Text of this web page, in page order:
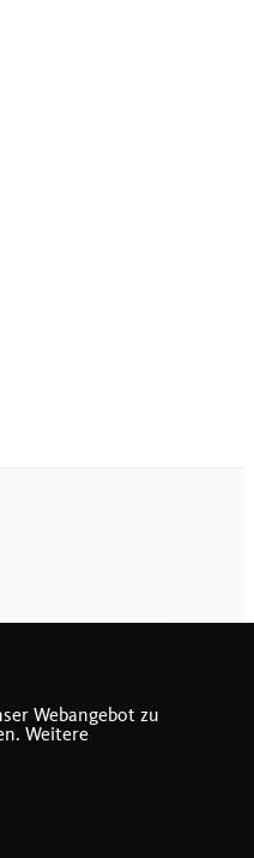
Webangebot zu
Weitere